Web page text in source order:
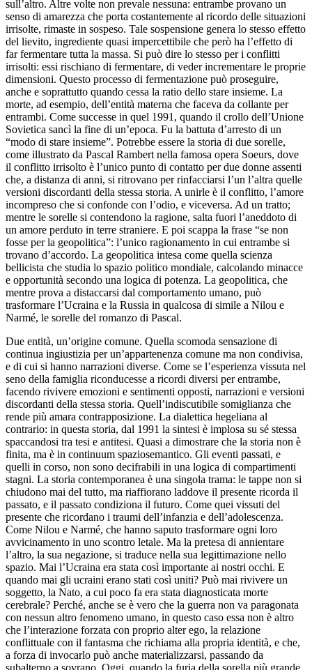
sull’altro. Altre volte non prevale nessuna: entrambe provano un
senso di amarezza che porta costantemente al ricordo delle situazioni
irrisolte, rimaste in sospeso. Tale sospensione genera lo stesso effetto
del lievito, ingrediente quasi impercettibile che però ha l’effetto di
far fermentare tutta la massa. Si può dire lo stesso per i conflitti
irrisolti: essi rischiano di fermentare, di veder incrementare le proprie
dimensioni. Questo processo di fermentazione può proseguire,
anche e soprattutto quando cessa la ratio dello stare insieme. La
morte, ad esempio, dell’entità materna che faceva da collante per
entrambi. Come successe in quel 1991, quando il crollo dell’Unione
Sovietica sancì la fine di un’epoca. Fu la battuta d’arresto di un
“modo di stare insieme”. Potrebbe essere la storia di due sorelle,
come illustrato da Pascal Rambert nella famosa opera Soeurs, dove
il conflitto irrisolto è l’unico punto di contatto per due donne assenti
che, a distanza di anni, si ritrovano per rinfacciarsi l’un l’altra quelle
versioni discordanti della stessa storia. A unirle è il conflitto, l’amore
incompreso che si confonde con l’odio, e viceversa. Ad un tratto;
mentre le sorelle si contendono la ragione, salta fuori l’aneddoto di
un amore perduto in terre straniere. E poi scappa la frase “se non
fosse per la geopolitica”: l’unico ragionamento in cui entrambe si
trovano d’accordo. La geopolitica intesa come quella scienza
bellicista che studia lo spazio politico mondiale, calcolando minacce
e opportunità secondo una logica di potenza. La geopolitica, che
mentre prova a distaccarsi dal comportamento umano, può
trasformare l’Ucraina e la Russia in qualcosa di simile a Nilou e
Narmé, le sorelle del romanzo di Pascal.
Due entità, un’origine comune. Quella scomoda sensazione di
continua ingiustizia per un’appartenenza comune ma non condivisa,
e di cui si hanno narrazioni diverse. Come se l’esperienza vissuta nel
seno della famiglia riconducesse a ricordi diversi per entrambe,
facendo rivivere emozioni e sentimenti opposti, narrazioni e versioni
discordanti della stessa storia. Quell’indiscutibile somiglianza che
rende più amara contrapposizione. La dialettica hegeliana al
contrario: in questa storia, dal 1991 la sintesi è implosa su sé stessa
spaccandosi tra tesi e antitesi. Quasi a dimostrare che la storia non è
finita, ma è in continuum spaziosemantico. Gli eventi passati, e
quelli in corso, non sono decifrabili in una logica di compartimenti
stagni. La storia contemporanea è una singola trama: le tappe non si
chiudono mai del tutto, ma riaffiorano laddove il presente ricorda il
passato, e il passato condiziona il futuro. Come quei vissuti del
presente che ricordano i traumi dell’infanzia e dell’adolescenza.
Come Nilou e Narmé, che hanno saputo trasformare ogni loro
avvicinamento in uno scontro letale. Ma la pretesa di annientare
l’altro, la sua negazione, si traduce nella sua legittimazione nello
spazio. Mai l’Ucraina era stata così importante ai nostri occhi. E
quando mai gli ucraini erano stati così uniti? Può mai rivivere un
soggetto, la Nato, a cui poco fa era stata diagnosticata morte
cerebrale? Perché, anche se è vero che la guerra non va paragonata
con nessun altro fenomeno umano, in questo caso essa non è altro
che l’interazione forzata con proprio alter ego, la relazione
conflittuale con il fantasma che richiama alla propria identità, e che,
a forza di invocarlo può anche materializzarsi, passando da
subalterno a sovrano. Oggi, quando la furia della sorella più grande